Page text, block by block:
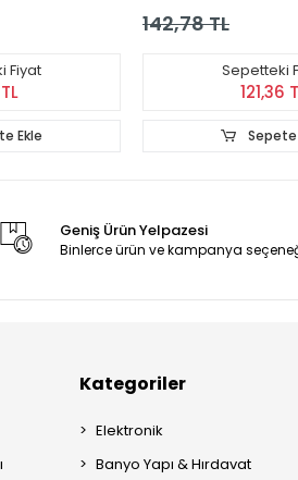
Fiyat
Ekle
142,78 TL
Sepetteki
121,36
Sepete
Geniş Ürün Yelpazesi
Binlerce ürün ve kampanya
Kategoriler
Elektronik
Banyo Yapı & Hırdavat